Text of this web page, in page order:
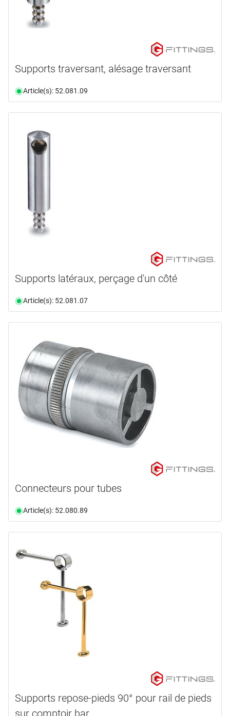
Supports traversant, alésage traversant
Article(s): 52.081.09
Supports latéraux, perçage d'un côté
Article(s): 52.081.07
Connecteurs pour tubes
Article(s): 52.080.89
Supports repose-pieds 90° pour rail de pieds
sur comptoir bar